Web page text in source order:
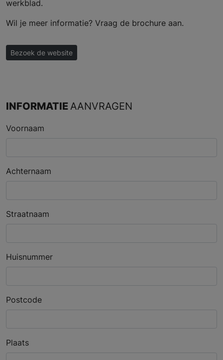
werkblad.
Wil je meer informatie? Vraag de brochure aan.
Bezoek de website
INFORMATIE AANVRAGEN
Voornaam
Achternaam
Straatnaam
Huisnummer
Postcode
Plaats